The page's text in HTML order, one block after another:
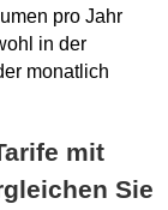
pro Jahr
in der
monatlich
mit
Sie